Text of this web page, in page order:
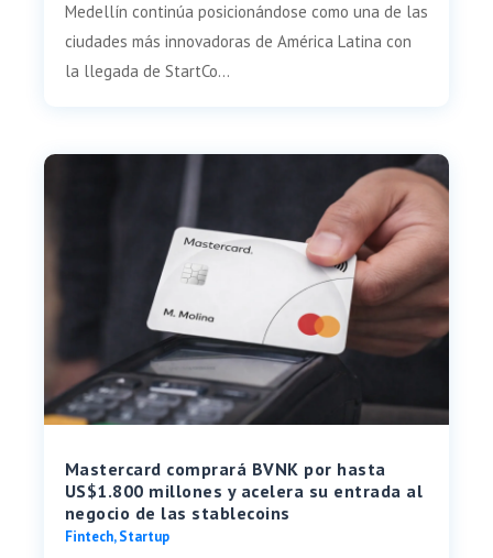
Medellín continúa posicionándose como una de las
ciudades más innovadoras de América Latina con
la llegada de StartCo...
Mastercard comprará BVNK por hasta
US$1.800 millones y acelera su entrada al
negocio de las stablecoins
Fintech,Startup